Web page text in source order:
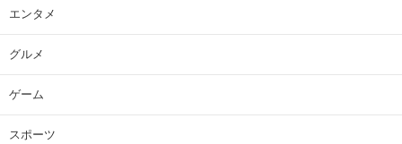
エンタメ
グルメ
ゲーム
スポーツ